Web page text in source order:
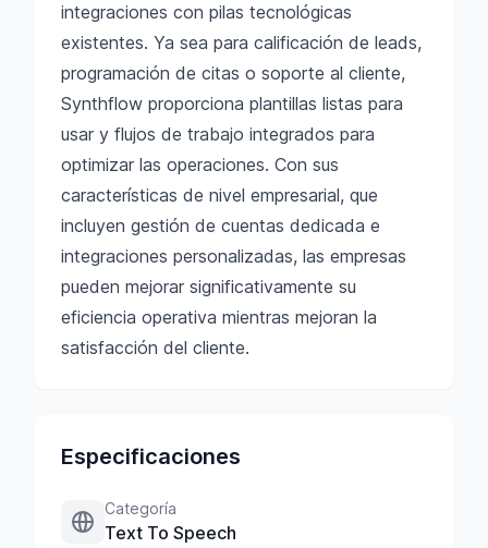
integraciones con pilas tecnológicas
existentes. Ya sea para calificación de leads,
programación de citas o soporte al cliente,
Synthflow proporciona plantillas listas para
usar y flujos de trabajo integrados para
optimizar las operaciones. Con sus
características de nivel empresarial, que
incluyen gestión de cuentas dedicada e
integraciones personalizadas, las empresas
pueden mejorar significativamente su
eficiencia operativa mientras mejoran la
satisfacción del cliente.
Especificaciones
Categoría
Text To Speech